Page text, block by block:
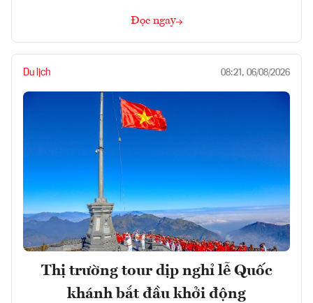
Đọc ngay
Du lịch 08:21, 06/08/2026
Thị trường tour dịp nghỉ lễ Quốc
khánh bắt đầu khởi động